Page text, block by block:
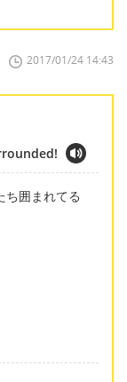
2017/01/24 14:43
ち囲まれてる